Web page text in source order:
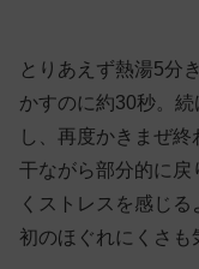
とりあえず熱湯5分
かすのに約30秒。
し、再度かきまぜ
干ながら部分的に戻
くストレスを感じ
初のほぐれにくさも